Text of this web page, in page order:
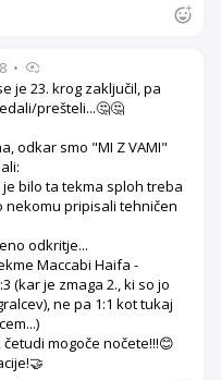
•
je 23. krog zaključil, pa
prešteli...🤔🤔
odkar smo "MI Z VAMI"
bilo ta tekma sploh treba
pripisali tehničen
odkritje...
Maccabi Haifa -
(kar je zmaga 2., ki so jo
ne pa 1:1 kot tukaj
mogoče nočete!!!😊